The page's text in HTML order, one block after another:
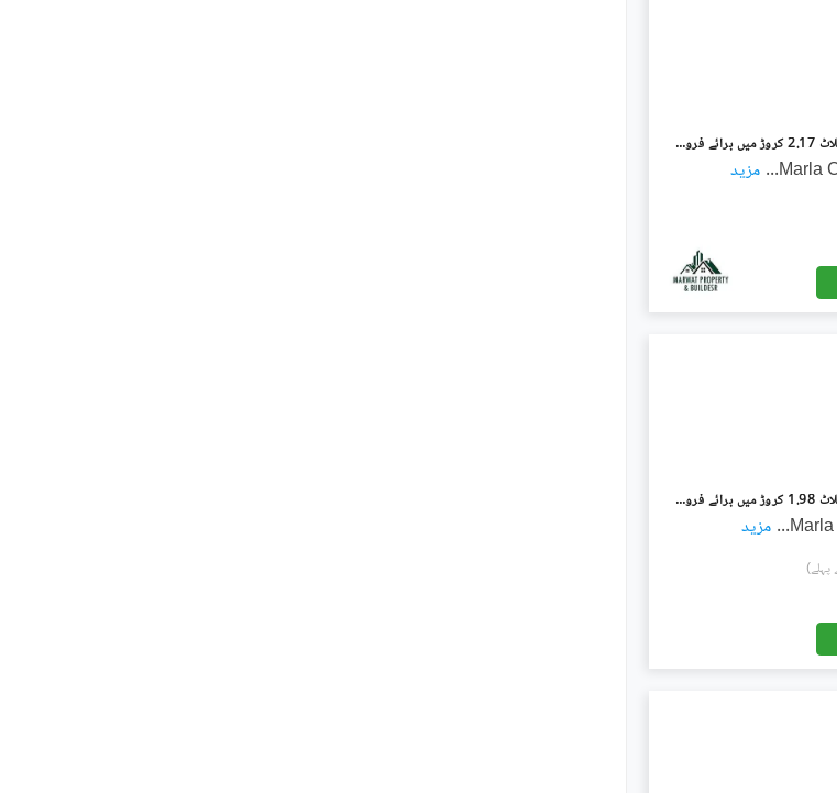
بنی گالہ اسلام آباد میں 14 مرلہ رہائشی پلاٹ 2.17 کروڑ میں برائے فروخت۔
... مزید
بنی گالہ اسلام آباد میں 11 مرلہ رہائشی پلاٹ 1.98 کروڑ میں برائے فروخت۔
... مزید